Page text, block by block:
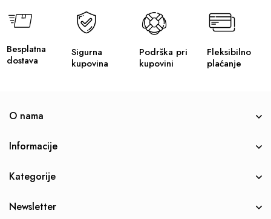
Besplatna
dostava
Sigurna
kupovina
Podrška pri
kupovini
Fleksibilno
plaćanje
O nama
Informacije
Kategorije
Newsletter